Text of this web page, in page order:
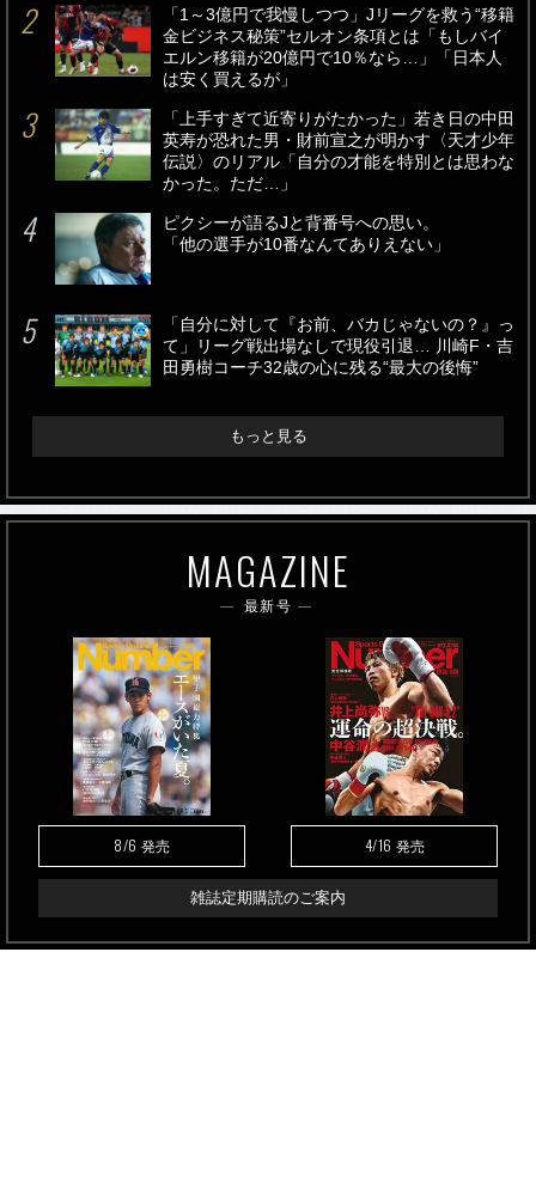
「1～3億円で我慢しつつ」Jリーグを救う“移籍
金ビジネス秘策”セルオン条項とは「もしバイ
エルン移籍が20億円で10％なら…」「日本人
は安く買えるが」
「上手すぎて近寄りがたかった」若き日の中田
英寿が恐れた男・財前宣之が明かす〈天才少年
伝説〉のリアル「自分の才能を特別とは思わな
かった。ただ…」
ピクシーが語るJと背番号への思い。
「他の選手が10番なんてありえない」
「自分に対して『お前、バカじゃないの？』っ
て」リーグ戦出場なしで現役引退… 川崎F・吉
田勇樹コーチ32歳の心に残る“最大の後悔”
もっと見る
MAGAZINE
最新号
8/6 発売 4/16 発売
雑誌定期購読のご案内